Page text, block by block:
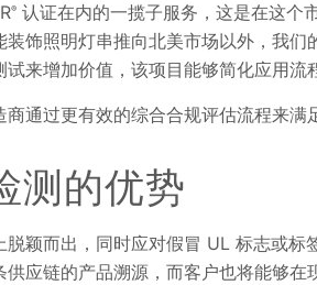
® 认证在内的一揽子服务，这是在这个
饰照明灯串推向北美市场以外，我
来增加价值，该项目能够简化应用流
通过更有效的综合合规评估流程来满
测的优势
颖而出，同时应对假冒 UL 标志或
应链的产品溯源，而客户也将能够